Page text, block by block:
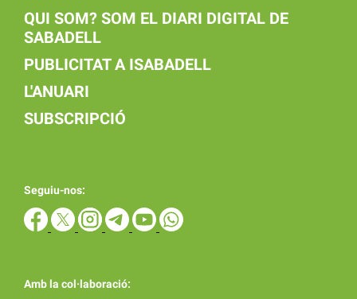
QUI SOM? SOM EL DIARI DIGITAL DE
SABADELL
PUBLICITAT A ISABADELL
L'ANUARI
SUBSCRIPCIÓ
Seguiu-nos:
Amb la col·laboració: